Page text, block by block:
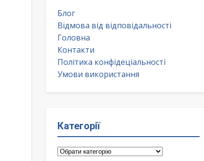
Блог
Відмова від відповідальності
Головна
Контакти
Політика конфідеціальності
Умови використання
Категорії
Категорії